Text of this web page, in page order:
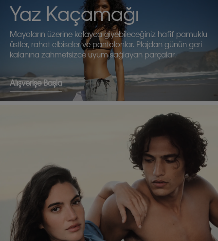
Yaz Kaçamağı
Mayoların üzerine kolayca giyebileceğiniz hafif pamuklu
üstler, rahat elbiseler ve pantolonlar. Plajdan günün geri
kalanına zahmetsizce uyum sağlayan parçalar.
Alışverişe Başla